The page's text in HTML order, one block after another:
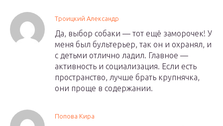
Троицкий Александр
Да, выбор собаки — тот ещё заморочек! У
меня был бультерьер, так он и охранял, и
с детьми отлично ладил. Главное —
активность и социализация. Если есть
пространство, лучше брать крупнячка,
они проще в содержании.
Попова Кира